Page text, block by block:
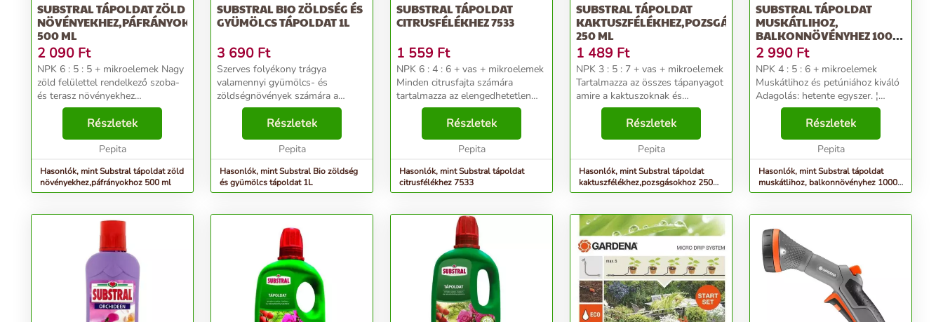
SUBSTRAL TÁPOLDAT ZÖLD
NÖVÉNYEKHEZ,PÁFRÁNYOKHOZ
500 ML
2 090 Ft
NPK 6 : 5 : 5 + mikroelemek Nagy
zöld felülettel rendelkező szoba-
és terasz növényekhez
Páfrányokhoz kiváló Javasolt
adagolás: hetente egyszer. Vital-
Aktív formulával és plusz vassal
Feszes, élénk z...
Részletek
Pepita
Hasonlók, mint Substral tápoldat zöld
növényekhez,páfrányokhoz 500 ml
SUBSTRAL BIO ZÖLDSÉG ÉS
GYÜMÖLCS TÁPOLDAT 1L
3 690 Ft
Szerves folyékony trágya
valamennyi gyümölcs- és
zöldségnövények számára a
teraszon és a balkonon egyaránt
Magas-ágyásokban termesztett
növények számára is 100 %
természetes nyersanyagokból
Részletek
Pepita
Hasonlók, mint Substral Bio zöldség
és gyümölcs tápoldat 1L
SUBSTRAL TÁPOLDAT
CITRUSFÉLÉKHEZ 7533
1 559 Ft
NPK 6 : 4 : 6 + vas + mikroelemek
Minden citrusfajta számára
tartalmazza az elengedhetetlen
makro- és mikroelemeket. Megvéd
a vashiányból eredő
levélsárgulástól. Adagolás:
márciustól szeptemberig het...
Részletek
Pepita
Hasonlók, mint Substral tápoldat
citrusfélékhez 7533
SUBSTRAL TÁPOLDAT
KAKTUSZFÉLÉKHEZ,POZSGÁSOKHOZ
250 ML
1 489 Ft
NPK 3 : 5 : 7 + vas + mikroelemek
Tartalmazza az összes tápanyagot
amire a kaktuszoknak és
pozsgásoknak szüksége van. ¦
Vital-Aktív formulával dúsított ¦
Hozzáadott vassal Alkalmazási
idő: Február–N...
Részletek
Pepita
Hasonlók, mint Substral tápoldat
kaktuszfélékhez,pozsgásokhoz 250
ml
SUBSTRAL TÁPOLDAT
MUSKÁTLIHOZ,
BALKONNÖVÉNYHEZ 1000
ML
2 990 Ft
NPK 4 : 5 : 6 + mikroelemek
Muskátlihoz és petúniához kiváló
Adagolás: hetente egyszer. ¦
Tartalmaz minden tápanyagot ami
balkonnövényei pompás
virágzásához szükséges ¦ Vassal
és Vital-Aktív formul...
Részletek
Pepita
Hasonlók, mint Substral tápoldat
muskátlihoz, balkonnövényhez 1000
ml